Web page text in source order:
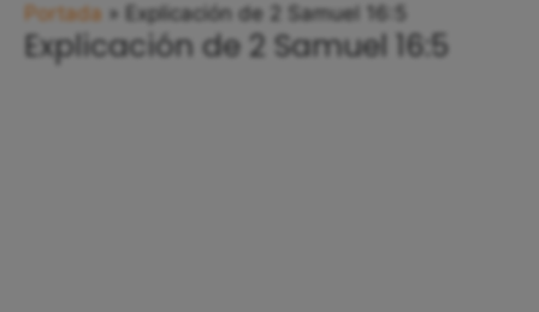
Portada » Explicación de 2 Samuel 16:5
Explicación de 2 Samuel 16:5